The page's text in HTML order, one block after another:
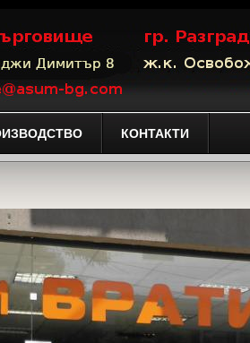
КОНТАКТИ